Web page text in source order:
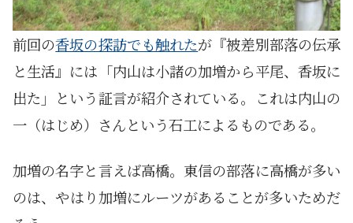
前回の香坂の探訪でも触れたが『被差別部落の伝承
と生活』には「内山は小諸の加増から平尾、香坂に
出た」という証言が紹介されている。これは内山の
一（はじめ）さんという石工によるものである。
加増の名字と言えば高橋。東信の部落に高橋が多い
のは、やはり加増にルーツがあることが多いためだ